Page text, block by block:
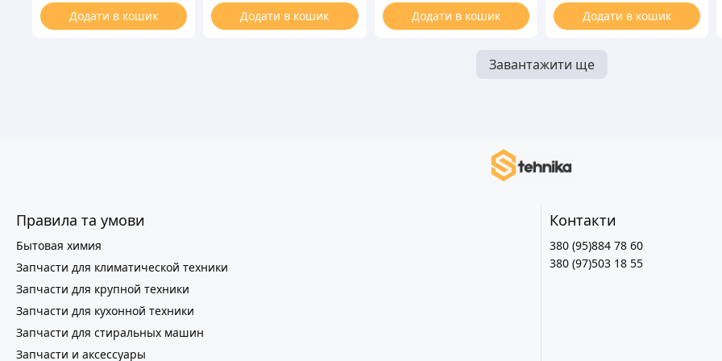
Додати в кошик
УЦЕНКОЙ)Додати в кошик Додати в кошик Додати в кошик
Завантажити ще
Правила та умови
Бытовая химия
Запчасти для климатической техники
Запчасти для крупной техники
Запчасти для кухонной техники
Запчасти для стиральных машин
Запчасти и аксессуары
Контакти
380 (95)884 78 60
380 (97)503 18 55